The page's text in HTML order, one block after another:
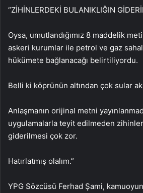
“ZİHİNLERDEKİ BULANIKLIĞIN
Oysa, umutlandığımız 8 maddelik
askeri kurumlar ile petrol ve gaz
hükümete bağlanacağı belirtiliyordu.
Belli ki köprünün altından çok sular
Anlaşmanın orijinal metni
uygulamalarla teyit edilmeden
giderilmesi çok zor.
Hatırlatmış olalım.”
YPG Sözcüsü Ferhad Şami,